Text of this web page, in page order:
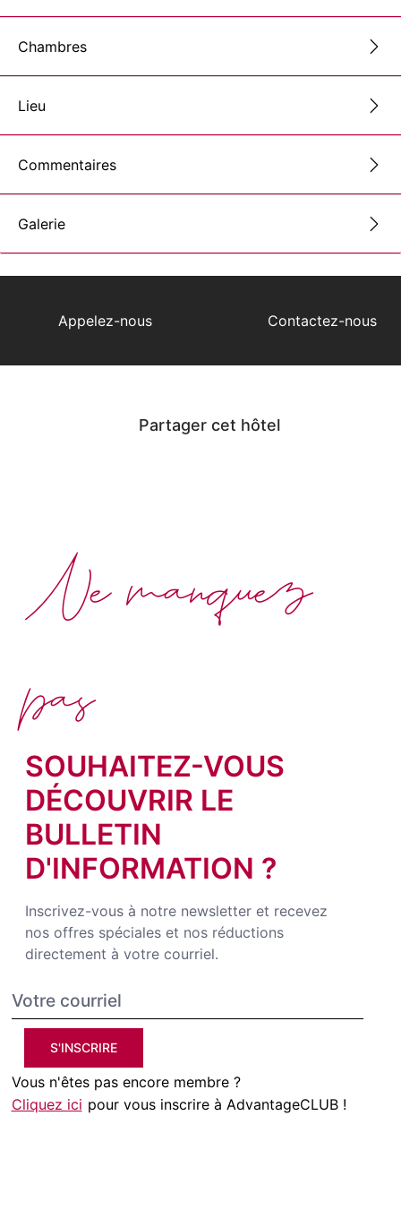
Chambres
Lieu
Commentaires
Galerie
Appelez-nous Contactez-nous
Partager cet hôtel
SOUHAITEZ-VOUS
DÉCOUVRIR LE
BULLETIN
D'INFORMATION ?
Inscrivez-vous à notre newsletter et recevez
nos offres spéciales et nos réductions
directement à votre courriel.
S'INSCRIRE
Vous n'êtes pas encore membre ?
Cliquez ici pour vous inscrire à AdvantageCLUB !
Ne manquez
pas